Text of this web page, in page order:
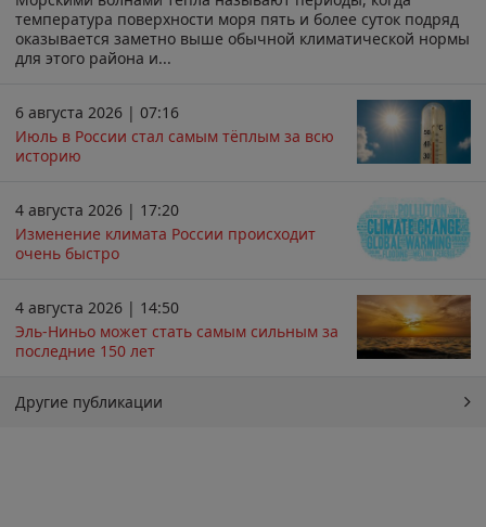
температура поверхности моря пять и более суток подряд
оказывается заметно выше обычной климатической нормы
для этого района и...
6 августа 2026 | 07:16
Июль в России стал самым тёплым за всю
историю
4 августа 2026 | 17:20
Изменение климата России происходит
очень быстро
4 августа 2026 | 14:50
Эль-Ниньо может стать самым сильным за
последние 150 лет
Другие публикации